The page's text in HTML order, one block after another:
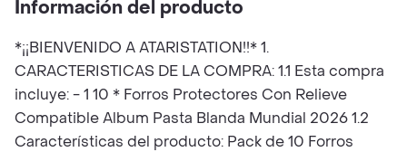
Información del producto
*¡¡BIENVENIDO A ATARISTATION!!* 1.
CARACTERISTICAS DE LA COMPRA: 1.1 Esta compra
incluye: - 1 10 * Forros Protectores Con Relieve
Compatible Album Pasta Blanda Mundial 2026 1.2
Características del producto: Pack de 10 Forros